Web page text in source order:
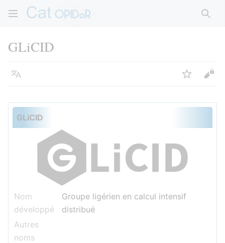
GLiCID
Langue Suivre
GLiCID
Nom
développé
Groupe ligérien en calcul intensif
distribué
Autres
noms